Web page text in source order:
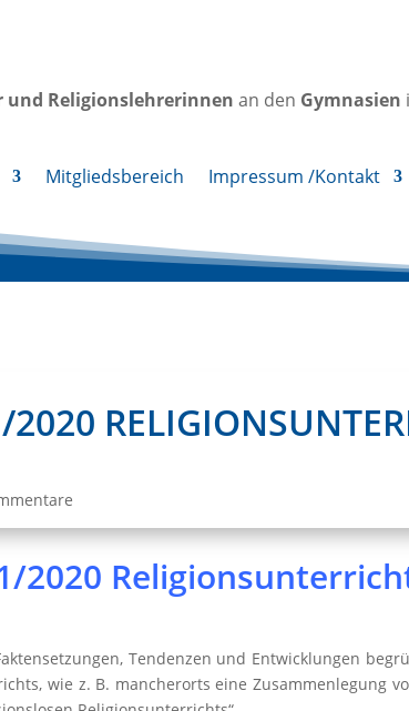
und Religionslehrerinnen an den Gymnasien
Mitgliedsbereich Impressum /Kontakt
2020
2020
Tendenzen und Entwicklungen
wie z. B. mancherorts eine Zusammenlegung